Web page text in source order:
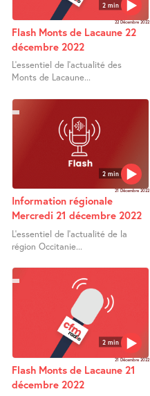
2 min
22 Décembre 2022
Flash Monts de Lacaune 22
décembre 2022
L’essentiel de l’actualité des
Monts de Lacaune...
2 min
21 Décembre 2022
Information régionale
Mercredi 21 décembre 2022
L’essentiel de l’actualité de la
région Occitanie...
2 min
21 Décembre 2022
Flash Monts de Lacaune 21
décembre 2022